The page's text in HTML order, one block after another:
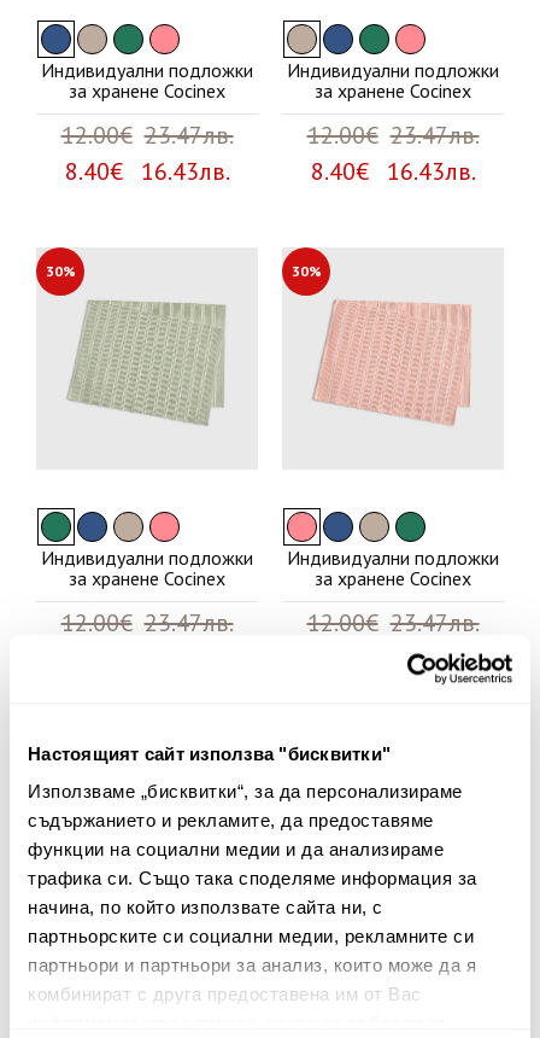
Настоящият сайт използва "бисквитки"
Използваме „бисквитки“, за да персонализираме
съдържанието и рекламите, да предоставяме
функции на социални медии и да анализираме
трафика си. Също така споделяме информация за
начина, по който използвате сайта ни, с
партньорските си социални медии, рекламните си
партньори и партньори за анализ, които може да я
комбинират с друга предоставена им от Вас
Индивидуални подложки
за хранене Cocinex
12.00€ 23.47лв.
8.40€ 16.43лв.
Индивидуални подложки
за хранене Cocinex
12.00€ 23.47лв.
8.40€ 16.43лв.
30%
Индивидуални подложки
за хранене Cocinex
12.00€ 23.47лв.
30%
Индивидуални подложки
за хранене Cocinex
12.00€ 23.47лв.
8.40€ 16.43лв.
20% 50%